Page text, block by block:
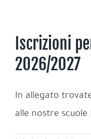
Iscrizioni
2026/2027
In allegato
alle nostre scuole